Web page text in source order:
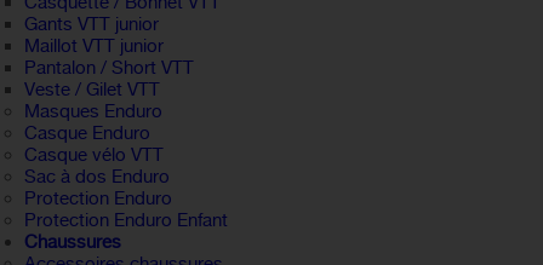
Gants VTT junior
Maillot VTT junior
Pantalon / Short VTT
Veste / Gilet VTT
Masques Enduro
Casque Enduro
Casque vélo VTT
Sac à dos Enduro
Protection Enduro
Protection Enduro Enfant
Chaussures